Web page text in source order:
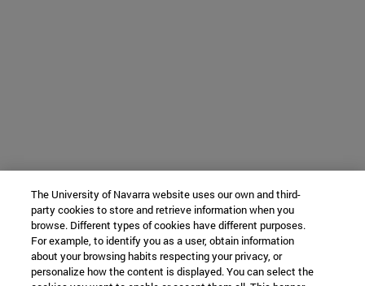
The University of Navarra website uses our own and third-
party cookies to store and retrieve information when you
browse. Different types of cookies have different purposes.
For example, to identify you as a user, obtain information
about your browsing habits respecting your privacy, or
personalize how the content is displayed. You can select the